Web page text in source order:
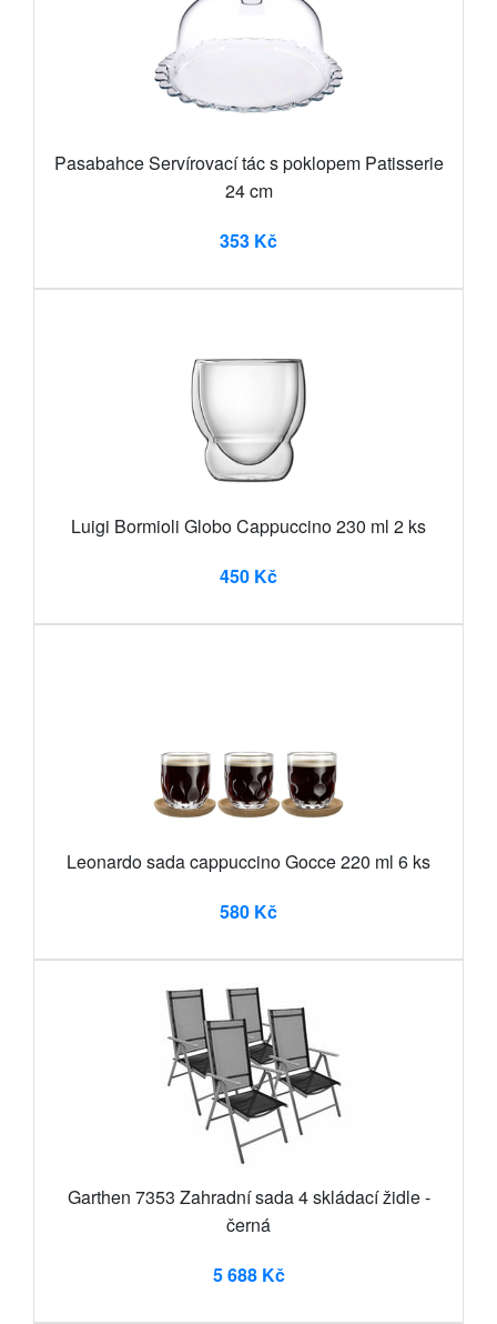
Pasabahce Servírovací tác s poklopem Patisserie
24 cm
353 Kč
Luigi Bormioli Globo Cappuccino 230 ml 2 ks
450 Kč
Leonardo sada cappuccino Gocce 220 ml 6 ks
580 Kč
Garthen 7353 Zahradní sada 4 skládací židle -
černá
5 688 Kč